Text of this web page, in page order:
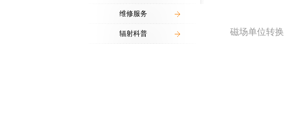
维修服务
辐射科普 磁场单位转换